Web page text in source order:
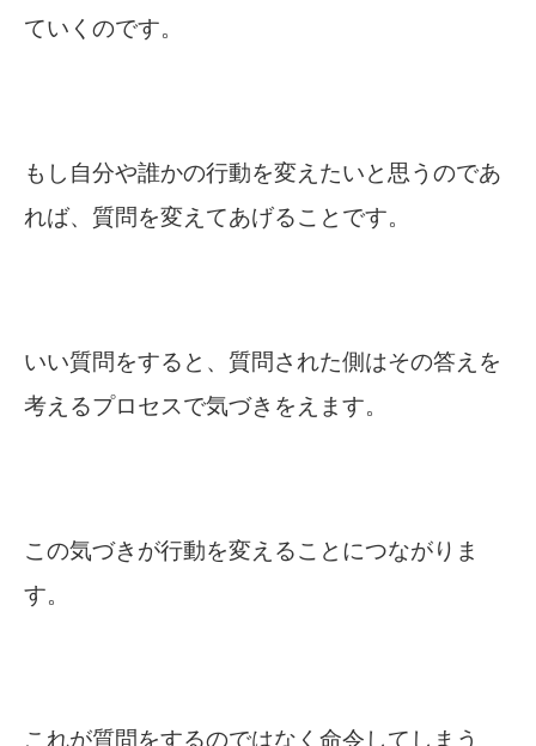
ていくのです。
もし自分や誰かの行動を変えたいと思うのであ
れば、質問を変えてあげることです。
いい質問をすると、質問された側はその答えを
考えるプロセスで気づきをえます。
この気づきが行動を変えることにつながりま
す。
これが質問をするのではなく命令してしまう